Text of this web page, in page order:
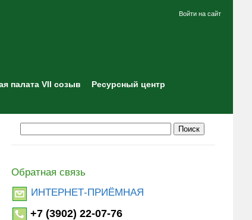
Войти на сайт
палата VII созыв
Ресурсный центр
Обратная связь
ИНТЕРНЕТ-ПРИЁМНАЯ
+7 (3902) 22-07-76